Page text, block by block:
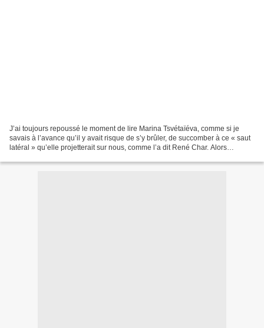
J’ai toujours repoussé le moment de lire Marina Tsvétaïéva, comme si je
savais à l’avance qu’il y avait risque de s’y brûler, de succomber à ce « saut
latéral » qu’elle projetterait sur nous, comme l’a dit René Char. Alors